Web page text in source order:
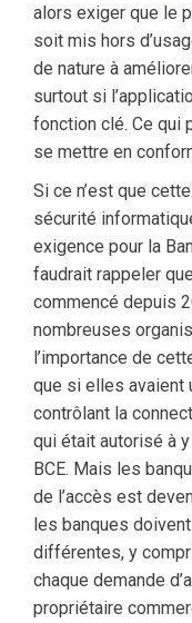
alors exiger que le
soit mis hors
de nature à
surtout si
fonction clé. Ce qui
se mettre en
Si ce n’est que
sécurité
exigence pour la
faudrait rappeler
commencé depuis
nombreuses
l’importance de
que si elles avaient
contrôlant la
qui était autorisé à
BCE. Mais les
de l’accès est
les banques
différentes, y
chaque demande
propriétaire